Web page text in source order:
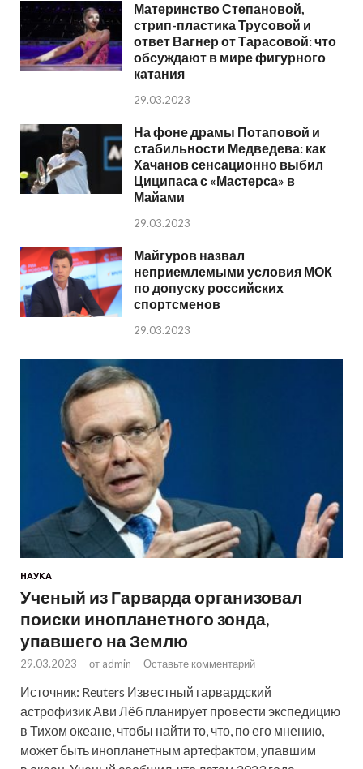
Материнство Степановой,
стрип-пластика Трусовой и
ответ Вагнер от Тарасовой: что
обсуждают в мире фигурного
катания
29.03.2023
На фоне драмы Потаповой и
стабильности Медведева: как
Хачанов сенсационно выбил
Циципаса с «Мастерса» в
Майами
29.03.2023
Майгуров назвал
неприемлемыми условия МОК
по допуску российских
спортсменов
29.03.2023
НАУКА
Ученый из Гарварда организовал
поиски инопланетного зонда,
упавшего на Землю
29.03.2023 - от admin - Оставьте комментарий
Источник: Reuters Известный гарвардский
астрофизик Ави Лёб планирует провести экспедицию
в Тихом океане, чтобы найти то, что, по его мнению,
может быть инопланетным артефактом, упавшим